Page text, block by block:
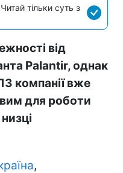
тільки суть з
від
Palantir, однак
компанії вже
для роботи
,